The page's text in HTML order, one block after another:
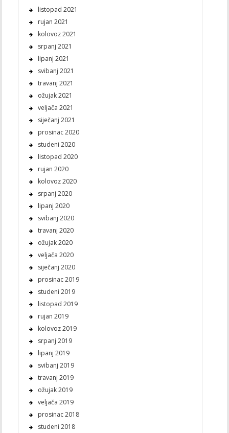
listopad 2021
rujan 2021
kolovoz 2021
srpanj 2021
lipanj 2021
svibanj 2021
travanj 2021
ožujak 2021
veljača 2021
siječanj 2021
prosinac 2020
studeni 2020
listopad 2020
rujan 2020
kolovoz 2020
srpanj 2020
lipanj 2020
svibanj 2020
travanj 2020
ožujak 2020
veljača 2020
siječanj 2020
prosinac 2019
studeni 2019
listopad 2019
rujan 2019
kolovoz 2019
srpanj 2019
lipanj 2019
svibanj 2019
travanj 2019
ožujak 2019
veljača 2019
prosinac 2018
studeni 2018